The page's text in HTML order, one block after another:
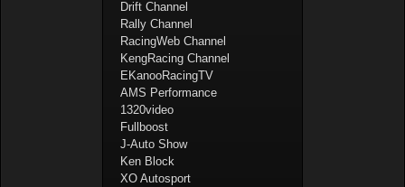
Drift Channel
Rally Channel
RacingWeb Channel
KengRacing Channel
EKanooRacingTV
AMS Performance
1320video
Fullboost
J-Auto Show
Ken Block
XO Autosport